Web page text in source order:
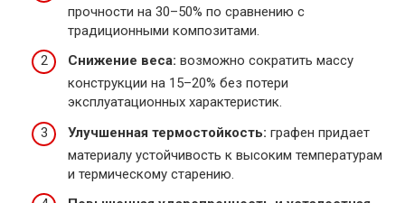
прочности на 30–50% по сравнению с
традиционными композитами.
Снижение веса: возможно сократить массу
конструкции на 15–20% без потери
эксплуатационных характеристик.
Улучшенная термостойкость: графен придает
материалу устойчивость к высоким температурам
и термическому старению.